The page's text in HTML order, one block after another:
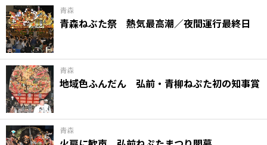
青森
青森ねぶた祭 熱気最高潮／夜間運行最終日
青森
地域色ふんだん 弘前・青柳ねぷた初の知事賞
青森